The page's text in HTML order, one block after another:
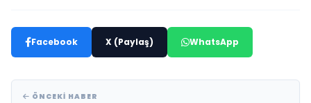
Facebook X (Paylaş) WhatsApp
ÖNCEKI HABER